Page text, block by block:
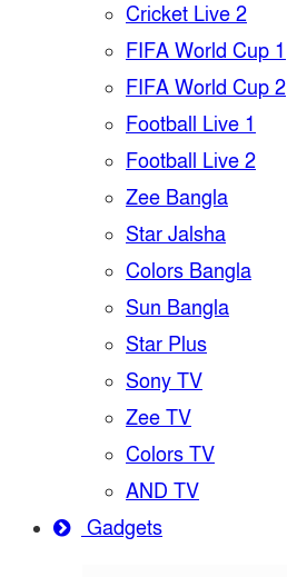
Cricket Live 2
FIFA World Cup 1
FIFA World Cup 2
Football Live 1
Football Live 2
Zee Bangla
Star Jalsha
Colors Bangla
Sun Bangla
Star Plus
Sony TV
Zee TV
Colors TV
AND TV
Gadgets